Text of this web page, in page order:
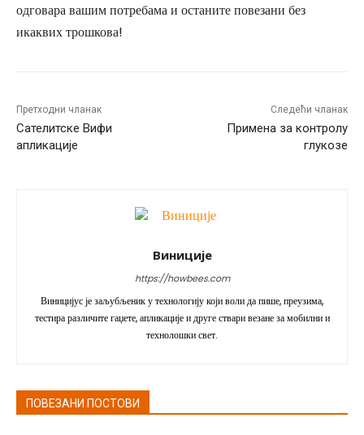
одговара вашим потребама и останите повезани без
икаквих трошкова!
Претходни чланак
Сателитске Вифи
апликације
Следећи чланак
Примена за контролу
глукозе
Виниције
https://howbees.com
Виницијус је заљубљеник у технологију који воли да пише, преузима,
тестира различите гаџете, апликације и друге ствари везане за мобилни и
технолошки свет.
ПОВЕЗАНИ ПОСТОВИ